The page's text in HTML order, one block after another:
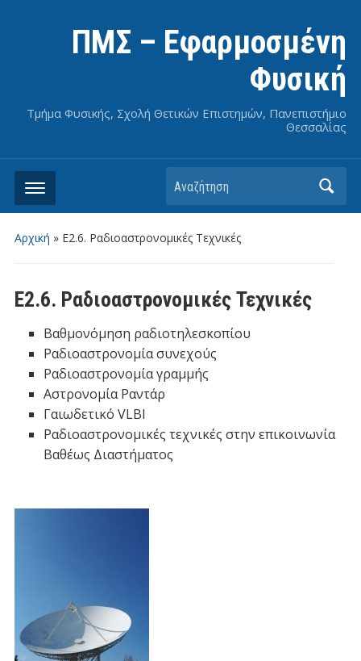
ΠΜΣ – Εφαρμοσμένη
Φυσική
Τμήμα Φυσικής, Σχολή Θετικών Επιστημών, Πανεπιστήμιο
Θεσσαλίας
Αναζήτηση
Αρχική » Ε2.6. Ραδιοαστρονομικές Τεχνικές
Ε2.6. Ραδιοαστρονομικές Τεχνικές
Βαθμονόμηση ραδιοτηλεσκοπίου
Ραδιοαστρονομία συνεχούς
Ραδιοαστρονομία γραμμής
Αστρονομία Ραντάρ
Γαιωδετικό VLBI
Ραδιοαστρονομικές τεχνικές στην επικοινωνία
Βαθέως Διαστήματος